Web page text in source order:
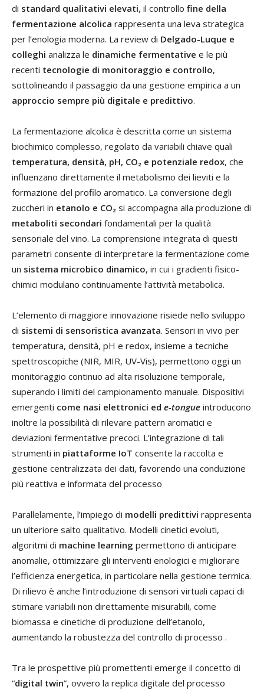
di standard qualitativi elevati, il controllo fine della
fermentazione alcolica rappresenta una leva strategica
per l’enologia moderna. La review di Delgado-Luque e
colleghi analizza le dinamiche fermentative e le più
recenti tecnologie di monitoraggio e controllo,
sottolineando il passaggio da una gestione empirica a un
approccio sempre più digitale e predittivo.
La fermentazione alcolica è descritta come un sistema
biochimico complesso, regolato da variabili chiave quali
temperatura, densità, pH, CO₂ e potenziale redox, che
influenzano direttamente il metabolismo dei lieviti e la
formazione del profilo aromatico. La conversione degli
zuccheri in etanolo e CO₂ si accompagna alla produzione di
metaboliti secondari fondamentali per la qualità
sensoriale del vino. La comprensione integrata di questi
parametri consente di interpretare la fermentazione come
un sistema microbico dinamico, in cui i gradienti fisico-
chimici modulano continuamente l’attività metabolica.
L’elemento di maggiore innovazione risiede nello sviluppo
di sistemi di sensoristica avanzata. Sensori in vivo per
temperatura, densità, pH e redox, insieme a tecniche
spettroscopiche (NIR, MIR, UV-Vis), permettono oggi un
monitoraggio continuo ad alta risoluzione temporale,
superando i limiti del campionamento manuale. Dispositivi
emergenti come nasi elettronici ed e-tongue introducono
inoltre la possibilità di rilevare pattern aromatici e
deviazioni fermentative precoci. L’integrazione di tali
strumenti in piattaforme IoT consente la raccolta e
gestione centralizzata dei dati, favorendo una conduzione
più reattiva e informata del processo
Parallelamente, l’impiego di modelli predittivi rappresenta
un ulteriore salto qualitativo. Modelli cinetici evoluti,
algoritmi di machine learning permettono di anticipare
anomalie, ottimizzare gli interventi enologici e migliorare
l’efficienza energetica, in particolare nella gestione termica.
Di rilievo è anche l’introduzione di sensori virtuali capaci di
stimare variabili non direttamente misurabili, come
biomassa e cinetiche di produzione dell’etanolo,
aumentando la robustezza del controllo di processo .
Tra le prospettive più promettenti emerge il concetto di
“digital twin”, ovvero la replica digitale del processo